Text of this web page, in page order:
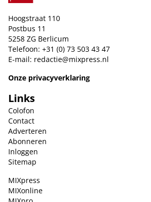
Hoogstraat 110
Postbus 11
5258 ZG Berlicum
Telefoon: +31 (0) 73 503 43 47
E-mail: redactie@mixpress.nl
Onze privacyverklaring
Links
Colofon
Contact
Adverteren
Abonneren
Inloggen
Sitemap
MIXpress
MIXonline